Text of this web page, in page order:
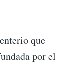
que
por el